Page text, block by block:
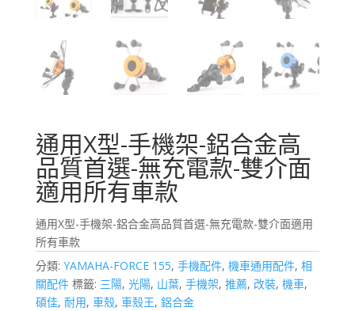
通用X型-手機架-鋁合金高
品質首選-無充電款-雙介面
適用所有車款
通用X型-手機架-鋁合金高品質首選-無充電款-雙介面適用
所有車款
分類: YAMAHA-FORCE 155, 手機配件, 機車通用配件, 相
關配件 標籤: 三陽, 光陽, 山葉, 手機架, 推薦, 改裝, 機車,
碩佳, 耐用, 車殼, 車殼王, 鋁合金